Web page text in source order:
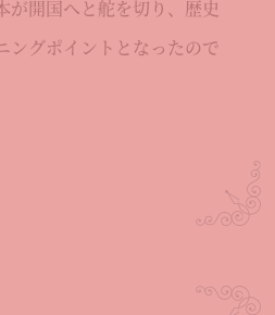
が開国へと舵を切り、歴史
ングポイントとなったので